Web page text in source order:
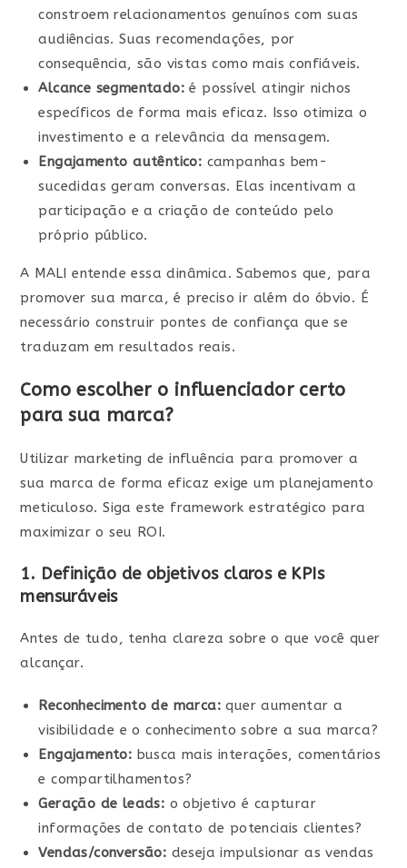
constroem relacionamentos genuínos com suas
audiências. Suas recomendações, por
consequência, são vistas como mais confiáveis.
Alcance segmentado: é possível atingir nichos
específicos de forma mais eficaz. Isso otimiza o
investimento e a relevância da mensagem.
Engajamento autêntico: campanhas bem-
sucedidas geram conversas. Elas incentivam a
participação e a criação de conteúdo pelo
próprio público.
A MALI entende essa dinâmica. Sabemos que, para
promover sua marca, é preciso ir além do óbvio. É
necessário construir pontes de confiança que se
traduzam em resultados reais.
Como escolher o influenciador certo
para sua marca?
Utilizar marketing de influência para promover a
sua marca de forma eficaz exige um planejamento
meticuloso. Siga este framework estratégico para
maximizar o seu ROI.
1. Definição de objetivos claros e KPIs
mensuráveis
Antes de tudo, tenha clareza sobre o que você quer
alcançar.
Reconhecimento de marca: quer aumentar a
visibilidade e o conhecimento sobre a sua marca?
Engajamento: busca mais interações, comentários
e compartilhamentos?
Geração de leads: o objetivo é capturar
informações de contato de potenciais clientes?
Vendas/conversão: deseja impulsionar as vendas